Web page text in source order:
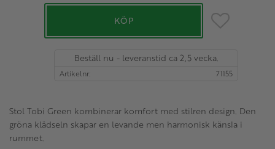
KÖP Lägg till i
Beställ nu - leveranstid ca 2,5 vecka.
Artikelnr 71155
Stol Tobi Green kombinerar komfort med stilren design. Den
gröna klädseln skapar en levande men harmonisk känsla i
rummet.